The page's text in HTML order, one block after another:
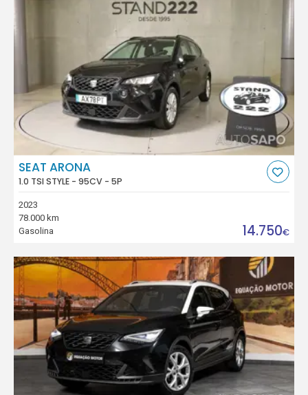
SEAT ARONA
1.0 TSI STYLE - 95CV - 5P
2023
78.000 km
Gasolina
14.750€